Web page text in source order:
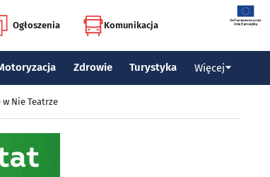
Ogłoszenia Komunikacja
Zdrowie Turystyka Więcej
Nie Teatrze